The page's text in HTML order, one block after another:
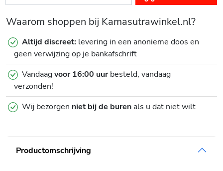
Waarom shoppen bij Kamasutrawinkel.nl?
Altijd discreet: levering in een anonieme doos en
geen verwijzing op je bankafschrift
Vandaagvoor 16:00 uurbesteld, vandaag
verzonden!
Wij bezorgen niet bij de burenals u dat niet wilt
Productomschrijving